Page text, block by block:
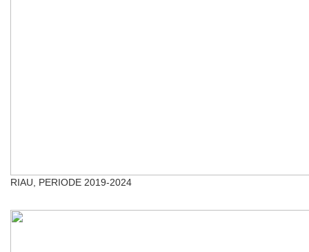
RIAU, PERIODE 2019-2024